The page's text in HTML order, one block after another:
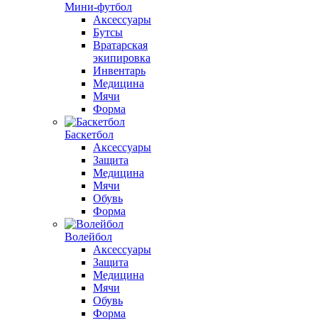
Мини-футбол
Аксессуары
Бутсы
Вратарская
экипировка
Инвентарь
Медицина
Мячи
Форма
Баскетбол
Аксессуары
Защита
Медицина
Мячи
Обувь
Форма
Волейбол
Аксессуары
Защита
Медицина
Мячи
Обувь
Форма